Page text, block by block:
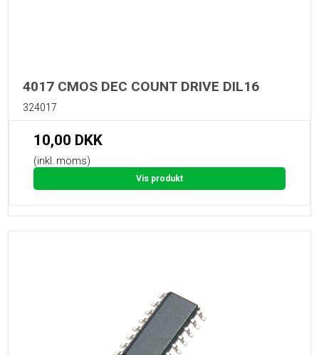
4017 CMOS DEC COUNT DRIVE DIL16
324017
10,00 DKK
(inkl. moms)
Vis produkt